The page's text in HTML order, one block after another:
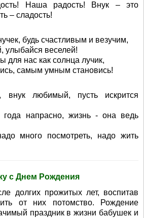
Наша радость! Внук – это
– сладость!
будь счастливым и везучим,
улыбайся веселей!
нас как солнца лучик,
самым умным становись!
любимый, пусть искрится
года напрасно, жизнь - она ведь
много посмотреть, надо жить
с Днем Рождения
долгих прожитых лет, воспитав
от них потомство. Рождение
праздник в жизни бабушек и